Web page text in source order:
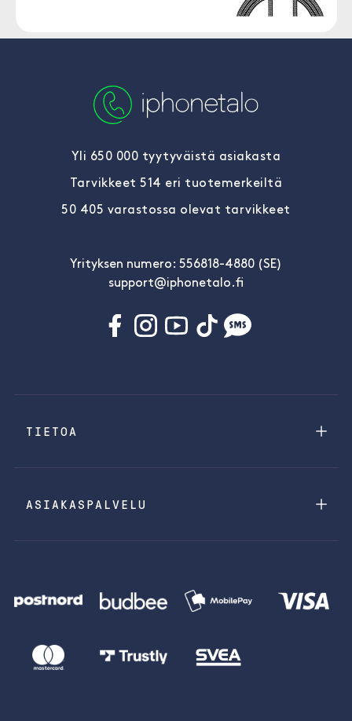
Yli 650 000 tyytyväistä asiakasta
Tarvikkeet 514 eri tuotemerkeiltä
50 405 varastossa olevat tarvikkeet
Yrityksen numero: 556818-4880 (SE)
support@iphonetalo.fi
TIETOA
ASIAKASPALVELU